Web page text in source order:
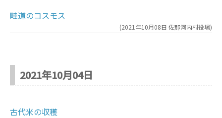
畦道のコスモス
(2021年10月08日 佐那河内村役場)
2021年10月04日
古代米の収穫